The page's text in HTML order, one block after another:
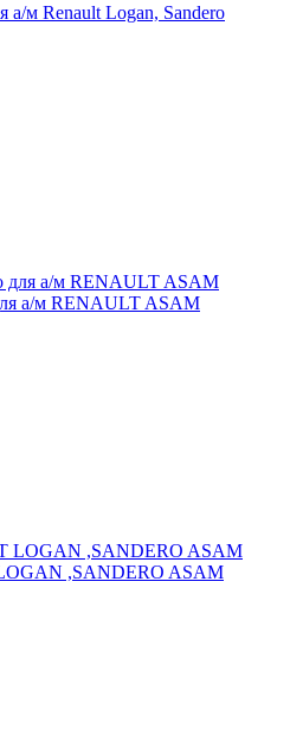
а/м Renault Logan, Sandero
а/м RENAULT ASAM
,SANDERO ASAM